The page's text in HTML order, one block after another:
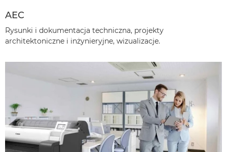
AEC
Rysunki i dokumentacja techniczna, projekty
architektoniczne i inżynieryjne, wizualizacje.